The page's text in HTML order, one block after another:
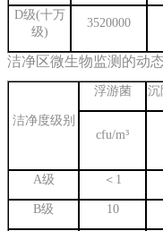
D级(十万
级)
3520000
洁净区微生物监测的动
洁净度级别
浮游菌 沉
cfu/m³
A级 ＜ 1
B级 10